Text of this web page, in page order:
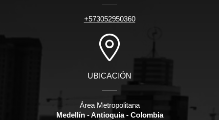
+573052950360
UBICACIÓN
Área Metropolitana
Medellín - Antioquia - Colombia